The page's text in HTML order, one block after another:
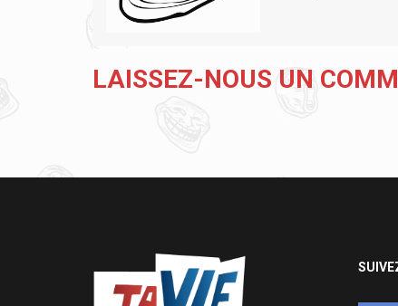
LAISSEZ-NOUS UN